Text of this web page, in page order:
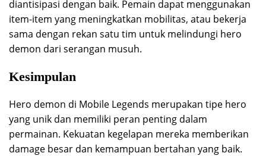
diantisipasi dengan baik. Pemain dapat menggunakan
item-item yang meningkatkan mobilitas, atau bekerja
sama dengan rekan satu tim untuk melindungi hero
demon dari serangan musuh.
Kesimpulan
Hero demon di Mobile Legends merupakan tipe hero
yang unik dan memiliki peran penting dalam
permainan. Kekuatan kegelapan mereka memberikan
damage besar dan kemampuan bertahan yang baik.